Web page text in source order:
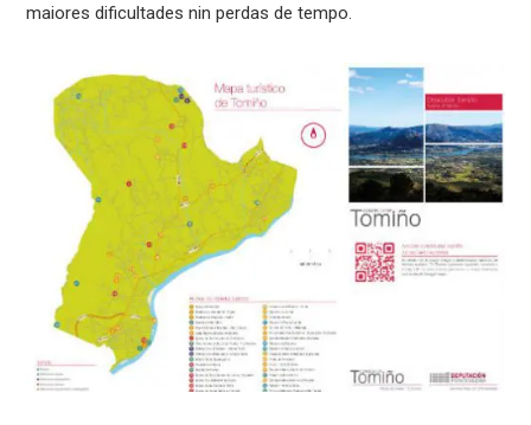
maiores dificultades nin perdas de tempo.